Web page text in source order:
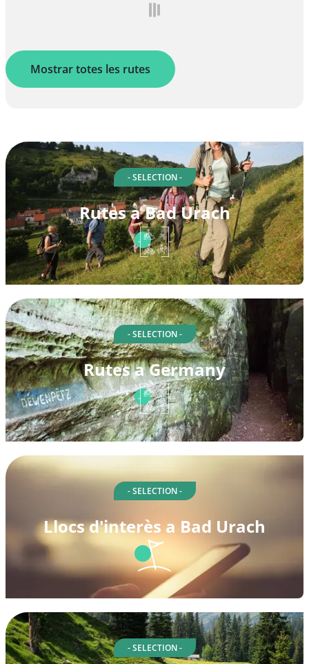
Mostrar totes les rutes
- SELECTION -
Rutes a Bad Urach
- SELECTION -
Rutes a Germany
- SELECTION -
Llocs d'interès a Bad Urach
- SELECTION -